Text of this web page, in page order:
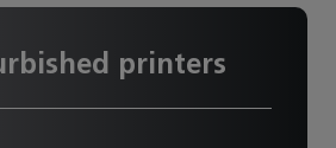
printers